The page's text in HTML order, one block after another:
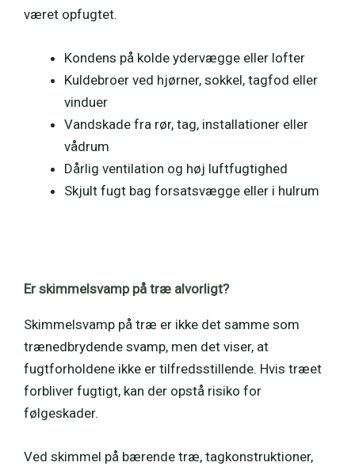
været opfugtet.
Kondens på kolde ydervægge eller lofter
Kuldebroer ved hjørner, sokkel, tagfod eller
vinduer
Vandskade fra rør, tag, installationer eller
vådrum
Dårlig ventilation og høj luftfugtighed
Skjult fugt bag forsatsvægge eller i hulrum
Er skimmelsvamp på træ alvorligt?
Skimmelsvamp på træ er ikke det samme som
trænedbrydende svamp, men det viser, at
fugtforholdene ikke er tilfredsstillende. Hvis træet
forbliver fugtigt, kan der opstå risiko for
følgeskader.
Ved skimmel på bærende træ, tagkonstruktioner,